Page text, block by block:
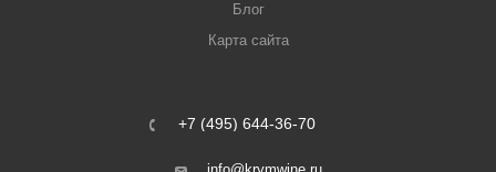
Блог
Карта сайта
+7 (495) 644-36-70